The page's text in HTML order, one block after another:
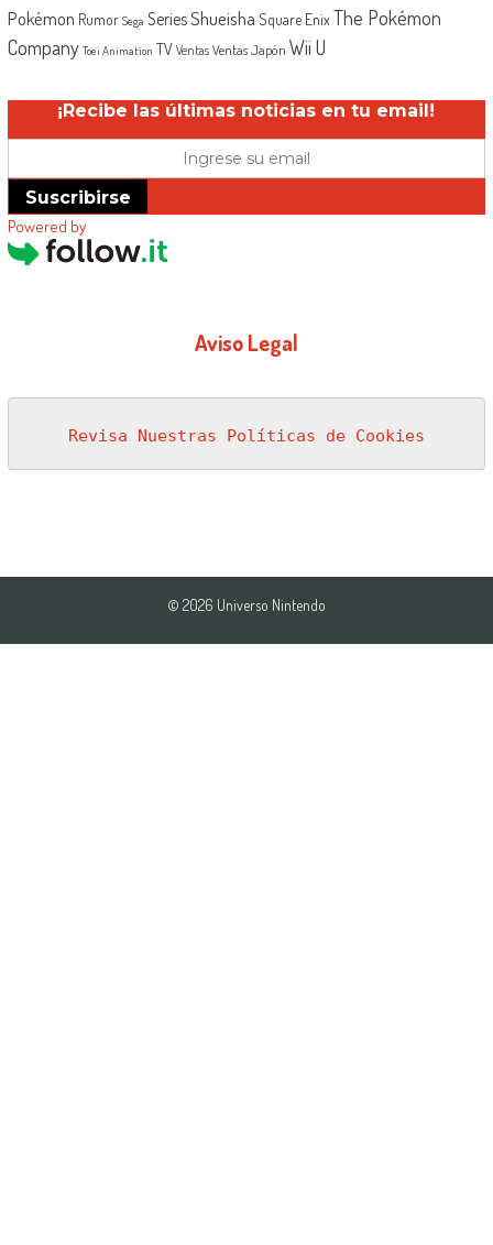
Pokémon Rumor Sega SeriesShueisha Square EnixThe Pokémon
Company Toei Animation TV Ventas Ventas Japón Wii U
¡Recibe las últimas noticias en tu email!
Suscribirse
Powered by
Aviso Legal
Revisa Nuestras Políticas de Cookies
© 2026 Universo Nintendo